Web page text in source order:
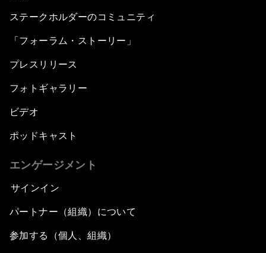
Into a Deal-Based Global Order?
Post-Establishment Politics?
Strategic Outlook: Eurasia
Reconnecting Refugees
An Insight, An Idea with Shah Rukh Khan
Can We Live with Monopolies?
ステークホルダーのコミュニティ
「フォーラム・ストーリー」
プレスリリース
フォトギャラリー
ビデオ
ポッドキャスト
エンゲージメント
サインイン
パートナー（組織）について
参加する（個人、組織）